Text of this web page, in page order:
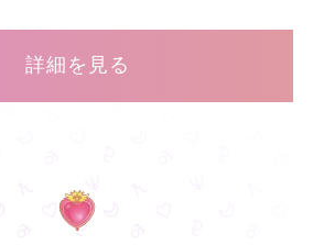
詳細を見る